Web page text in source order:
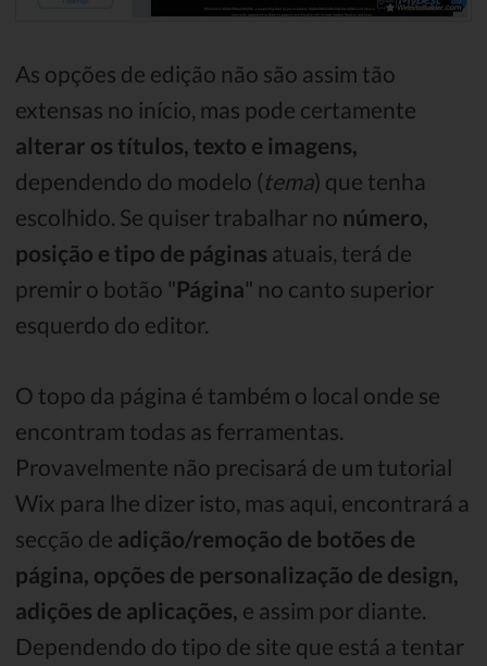
As opções de edição não são assim tão
extensas no início, mas pode certamente
alterar os títulos, texto e imagens,
dependendo do modelo (tema) que tenha
escolhido. Se quiser trabalhar no número,
posição e tipo de páginas atuais, terá de
premir o botão "Página" no canto superior
esquerdo do editor.
O topo da página é também o local onde se
encontram todas as ferramentas.
Provavelmente não precisará de um tutorial
Wix para lhe dizer isto, mas aqui, encontrará a
secção de adição/remoção de botões de
página, opções de personalização de design,
adições de aplicações, e assim por diante.
Dependendo do tipo de site que está a tentar